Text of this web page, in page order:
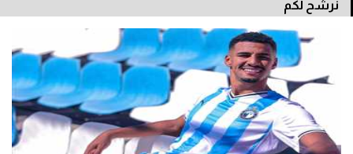
حكايات في الجول
كويز في الجول
فيديو في الجول
نرشح لكم